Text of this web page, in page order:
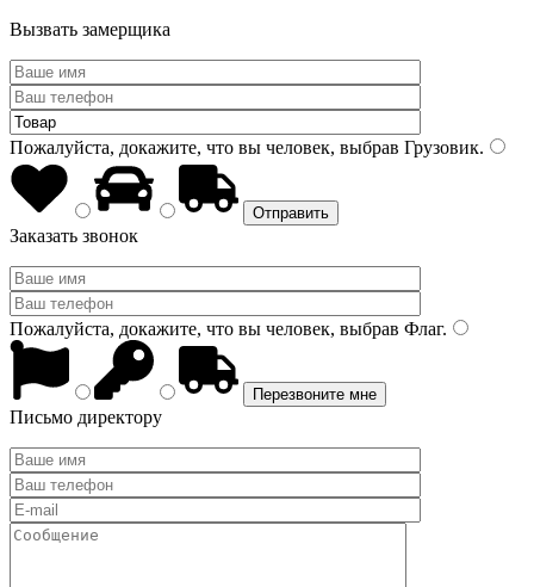
Вызвать замерщика
Пожалуйста, докажите, что вы человек, выбрав Грузовик.
Заказать звонок
Пожалуйста, докажите, что вы человек, выбрав Флаг.
Письмо директору